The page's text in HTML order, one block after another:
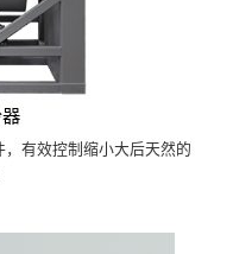
有效控制缩小大后天然的